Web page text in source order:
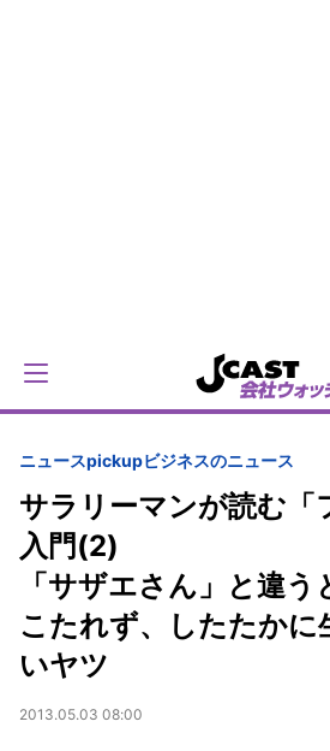
ニュースpickupビジネスのニュース
サラリーマンが読む「
入門(2)
「サザエさん」と違
こたれず、したたかに
いヤツ
2013.05.03 08:00